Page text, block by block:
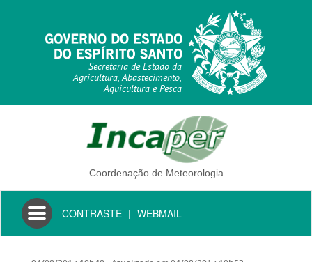
Secretaria de Estado da
Agricultura, Abastecimento,
Aquicultura e Pesca
Coordenação de Meteorologia
Toggle
navigation
CONTRASTE | WEBMAIL